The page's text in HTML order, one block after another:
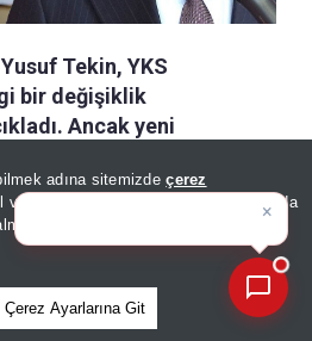
adına sitemizdeçerez
verileriniz, KVKK ve GDPR kapsamında
için
Çerez Ayarlarına Git
Tekin, YKS
bir değişiklik
Ancak yeni
müfredata göre
Tekin, "Eski soru
olmayacak" dedi.
Dinle Kaydet a-
×